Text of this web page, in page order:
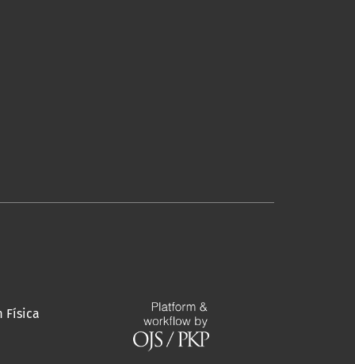
Física